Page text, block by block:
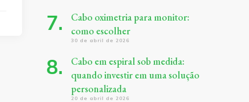
Cabo oximetria para monitor:
como escolher
30 de abril de 2026
Cabo em espiral sob medida:
quando investir em uma solução
personalizada
20 de abril de 2026